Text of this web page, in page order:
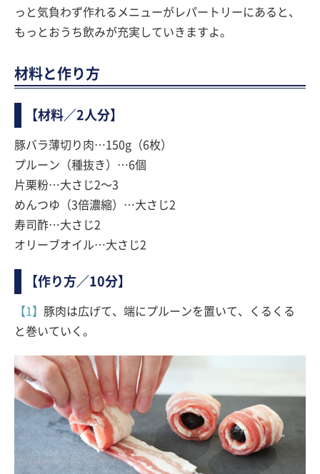
っと気負わず作れるメニューがレパートリーにあると、
もっとおうち飲みが充実していきますよ。
材料と作り方
【材料／2人分】
豚バラ薄切り肉…150g（6枚）
プルーン（種抜き）…6個
片栗粉…大さじ2〜3
めんつゆ（3倍濃縮）…大さじ2
寿司酢…大さじ2
オリーブオイル…大さじ2
【作り方／10分】
【1】 豚肉は広げて、端にプルーンを置いて、くるくる
と巻いていく。